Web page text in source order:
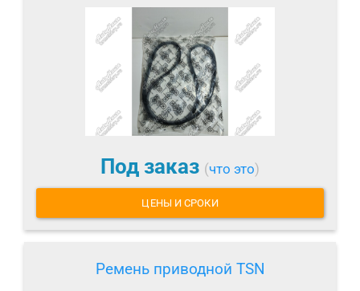
Под заказ (что это)
ЦЕНЫ И СРОКИ
Ремень приводной TSN